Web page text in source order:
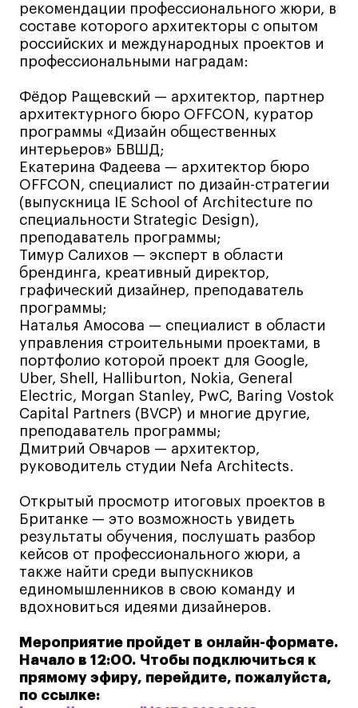
Для прессы
Ресурсы
Партнеры
Связи с индустрией
Вакансии
Контакты
Поступающим
Условия поступления
Стоимость обучения
Иностранным студентам
График учебного года
Вопросы и ответы
Карьера
Ассоциация выпускников
Центр карьеры
Живые проекты
Участие в выставках
Летние стажировки
Проекты студентов
Работы студентов
«Живые» проекты
Участие в выставках
Britanka New Creatives
рекомендации профессионального жюри, в
составе которого архитекторы с опытом
российских и международных проектов и
профессиональными наградам:
Фёдор Ращевский — архитектор, партнер
архитектурного бюро OFFCON, куратор
программы «Дизайн общественных
интерьеров» БВШД;
Екатерина Фадеева — архитектор бюро
OFFCON, специалист по дизайн-стратегии
(выпускница IE School of Architecture по
специальности Strategic Design),
преподаватель программы;
Тимур Салихов — эксперт в области
брендинга, креативный директор,
графический дизайнер, преподаватель
программы;
Наталья Амосова — специалист в области
управления строительными проектами, в
портфолио которой проект для Google,
Uber, Shell, Halliburton, Nokia, General
Electric, Morgan Stanley, PwC, Baring Vostok
Capital Partners (BVCP) и многие другие,
преподаватель программы;
Дмитрий Овчаров — архитектор,
руководитель студии Nefa Architects.
Открытый просмотр итоговых проектов в
Британке — это возможность увидеть
результаты обучения, послушать разбор
кейсов от профессионального жюри, а
также найти среди выпускников
единомышленников в свою команду и
вдохновиться идеями дизайнеров.
Мероприятие пройдет в онлайн-формате.
Начало в 12:00. Чтобы подключиться к
прямому эфиру, перейдите, пожалуйста,
по ссылке: